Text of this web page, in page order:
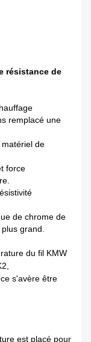
résistance de
remplacé une
de
force
de chrome de
grand.
du fil KMW
s'avère être
est placé pour